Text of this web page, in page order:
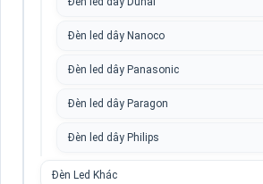
Đèn led dây Nanoco
Đèn led dây Panasonic
Đèn led dây Paragon
Đèn led dây Philips
Đèn Led Khác